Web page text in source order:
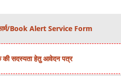
Book Alert Service Form
सदस्यता हेतु आवेदन पत्र